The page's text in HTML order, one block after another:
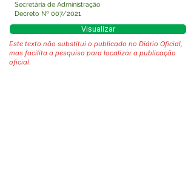
Secretária de Administração
Decreto Nº 007/2021
Visualizar
Este texto não substitui o publicado no Diário Oficial,
mas facilita a pesquisa para localizar a publicação
oficial.